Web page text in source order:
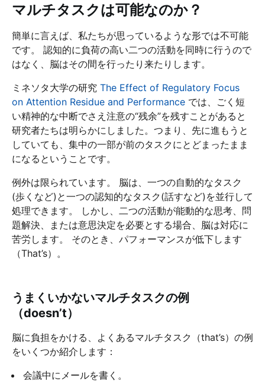
マルチタスクは可能なのか？
簡単に言えば、私たちが思っているような形では不可能
です。 認知的に負荷の高い二つの活動を同時に行うので
はなく、脳はその間を行ったり来たりします。
ミネソタ大学の研究 The Effect of Regulatory Focus
on Attention Residue and Performance では、ごく短
い精神的な中断でさえ注意の“残余”を残すことがあると
研究者たちは明らかにしました。つまり、先に進もうと
していても、集中の一部が前のタスクにとどまったまま
になるということです。
例外は限られています。 脳は、一つの自動的なタスク
(歩くなど)と一つの認知的なタスク(話すなど)を並行して
処理できます。 しかし、二つの活動が能動的な思考、問
題解決、または意思決定を必要とする場合、脳は対応に
苦労します。 そのとき、パフォーマンスが低下します
（That’s）。
うまくいかないマルチタスクの例
（doesn’t）
脳に負担をかける、よくあるマルチタスク（that’s）の例
をいくつか紹介します：
会議中にメールを書く。